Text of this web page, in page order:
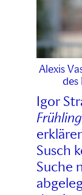
Alexis
des
Igor
Susch
Suche